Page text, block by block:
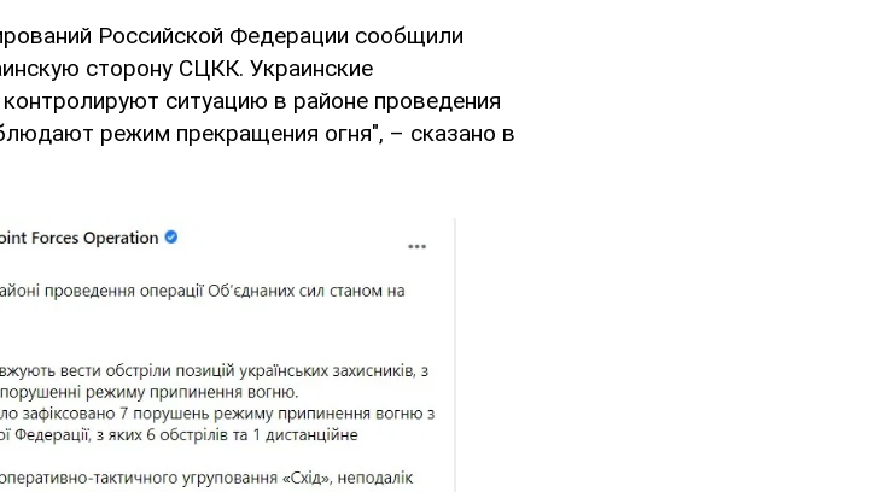
Российской Федерации сообщили
сторону СЦКК. Украинские
ситуацию в районе проведения
режим прекращения огня", – сказано в